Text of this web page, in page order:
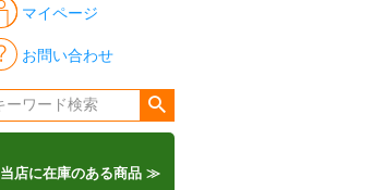
マイページ
お問い合わせ
当店に在庫のある商品 ≫